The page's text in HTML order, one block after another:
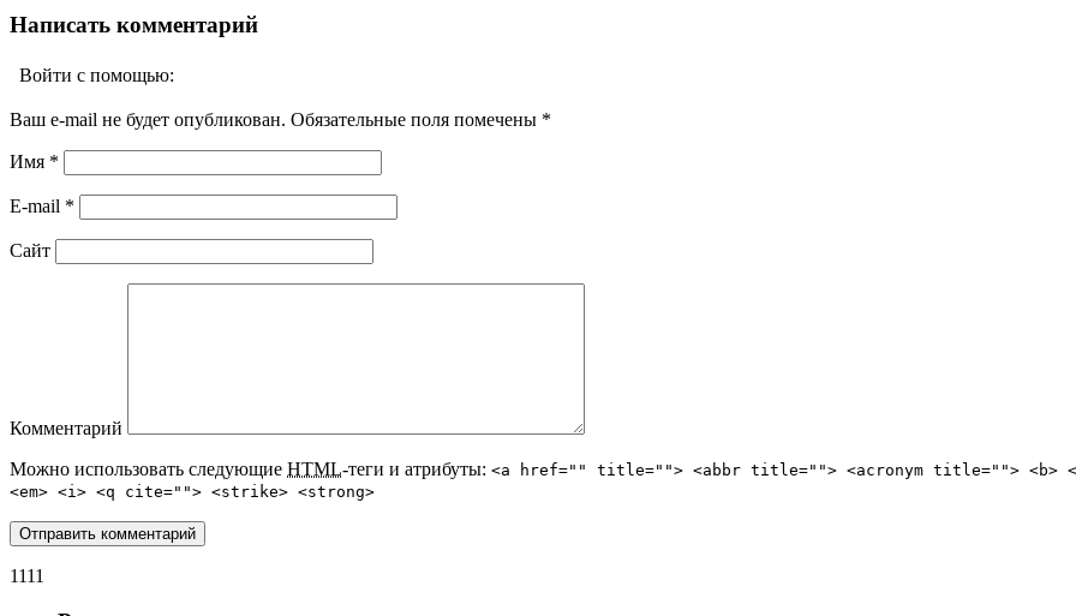
Написать комментарий
Войти с помощью:
Ваш e-mail не будет опубликован. Обязательные поля помечены *
Имя *
E-mail *
Сайт
Комментарий
Можно использовать следующие HTML-теги и атрибуты: <a href="" title=""> <abbr title=""> <acronym title=""> <b>
<em> <i> <q cite=""> <strike> <strong>
1111